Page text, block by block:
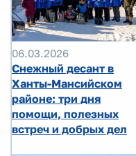
06.03.2026
Снежный десант в
Ханты-Мансийском
районе: три дня
помощи, полезных
встреч и добрых дел